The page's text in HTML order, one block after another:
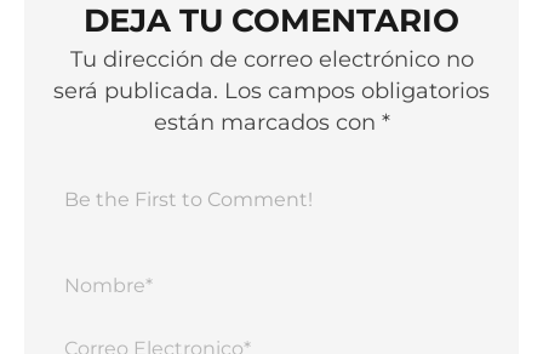
DEJA TU COMENTARIO
Tu dirección de correo electrónico no
será publicada. Los campos obligatorios
están marcados con *